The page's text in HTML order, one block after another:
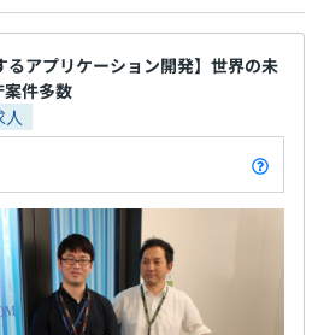
るアプリケーション開発】世界の未
件多数
人